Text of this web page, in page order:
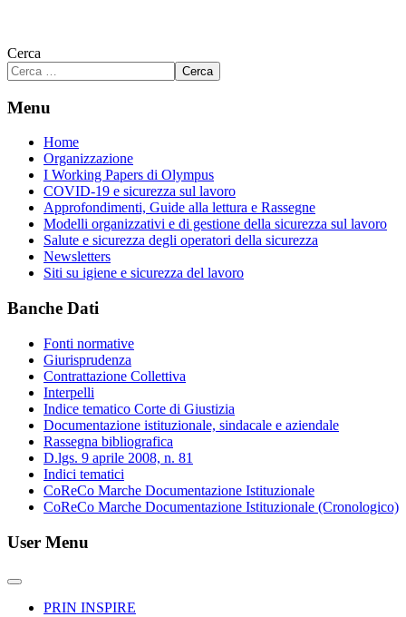
Cerca
Cerca
Menu
Home
Organizzazione
I Working Papers di Olympus
COVID-19 e sicurezza sul lavoro
Approfondimenti, Guide alla lettura e Rassegne
Modelli organizzativi e di gestione della sicurezza sul lavoro
Salute e sicurezza degli operatori della sicurezza
Newsletters
Siti su igiene e sicurezza del lavoro
Banche Dati
Fonti normative
Giurisprudenza
Contrattazione Collettiva
Interpelli
Indice tematico Corte di Giustizia
Documentazione istituzionale, sindacale e aziendale
Rassegna bibliografica
D.lgs. 9 aprile 2008, n. 81
Indici tematici
CoReCo Marche Documentazione Istituzionale
CoReCo Marche Documentazione Istituzionale (Cronologico)
User Menu
PRIN INSPIRE